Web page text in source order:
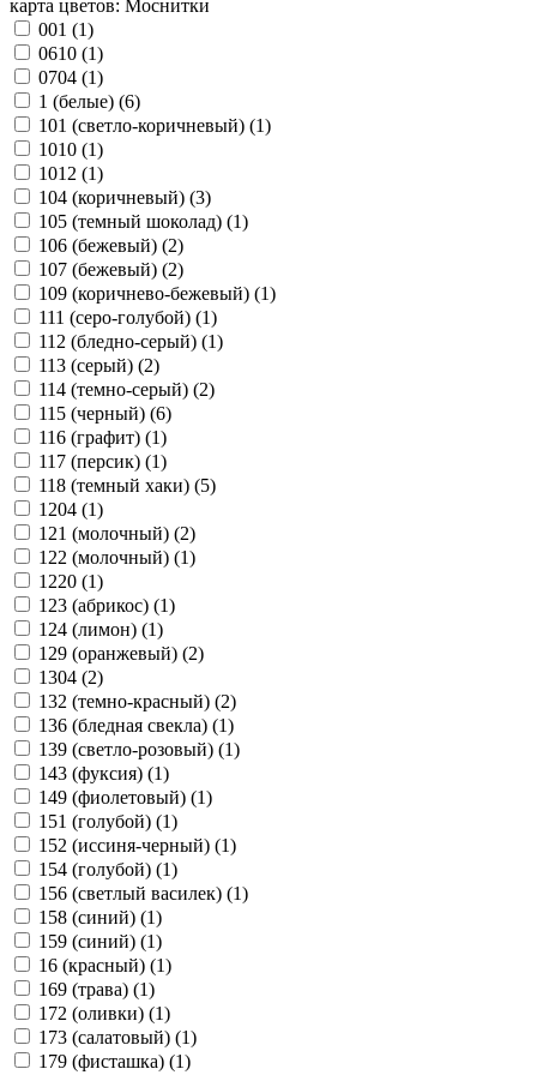
карта цветов: Моснитки
001 (1)
0610 (1)
0704 (1)
1 (белые) (6)
101 (светло-коричневый) (1)
1010 (1)
1012 (1)
104 (коричневый) (3)
105 (темный шоколад) (1)
106 (бежевый) (2)
107 (бежевый) (2)
109 (коричнево-бежевый) (1)
111 (серо-голубой) (1)
112 (бледно-серый) (1)
113 (серый) (2)
114 (темно-серый) (2)
115 (черный) (6)
116 (графит) (1)
117 (персик) (1)
118 (темный хаки) (5)
1204 (1)
121 (молочный) (2)
122 (молочный) (1)
1220 (1)
123 (абрикос) (1)
124 (лимон) (1)
129 (оранжевый) (2)
1304 (2)
132 (темно-красный) (2)
136 (бледная свекла) (1)
139 (светло-розовый) (1)
143 (фуксия) (1)
149 (фиолетовый) (1)
151 (голубой) (1)
152 (иссиня-черный) (1)
154 (голубой) (1)
156 (светлый василек) (1)
158 (синий) (1)
159 (синий) (1)
16 (красный) (1)
169 (трава) (1)
172 (оливки) (1)
173 (салатовый) (1)
179 (фисташка) (1)